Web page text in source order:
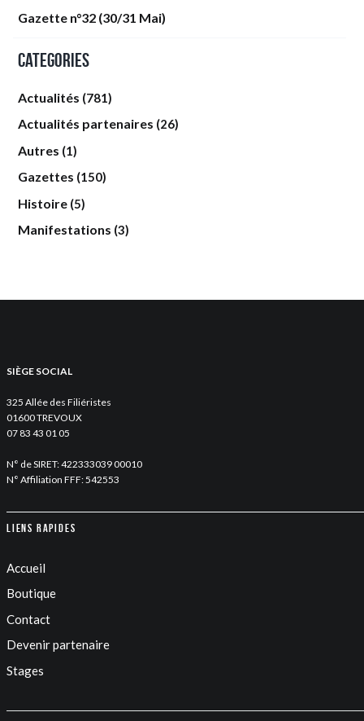
Gazette n°32 (30/31 Mai)
Categories
Actualités (781)
Actualités partenaires (26)
Autres (1)
Gazettes (150)
Histoire (5)
Manifestations (3)
SIÈGE SOCIAL
325 Allée des Filiéristes
01600 TREVOUX
07 83 43 01 05
N° de SIRET: 422333039 00010
N° Affiliation FFF: 542553
Liens rapides
Accueil
Boutique
Contact
Devenir partenaire
Stages